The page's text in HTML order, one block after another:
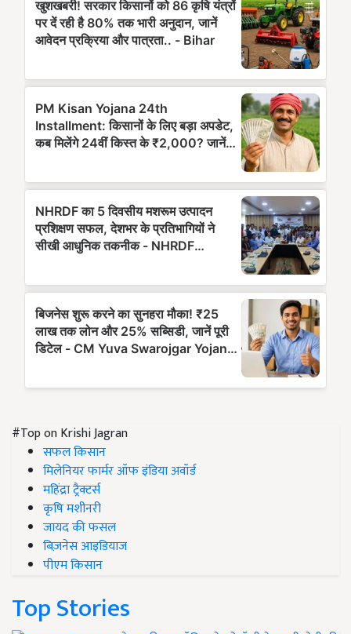
#Top on Krishi Jagran
सफल किसान
मिलेनियर फार्मर ऑफ इंडिया अवॉर्ड
महिंद्रा ट्रैक्टर्स
कृषि मशीनरी
जायद की फसल
बिज़नेस आइडियाज
पीएम किसान
Top Stories